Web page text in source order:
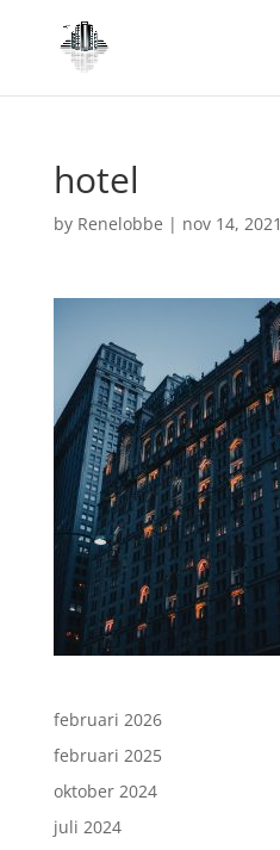
hotel
by Renelobbe | nov 14, 2021
februari 2026
februari 2025
oktober 2024
juli 2024